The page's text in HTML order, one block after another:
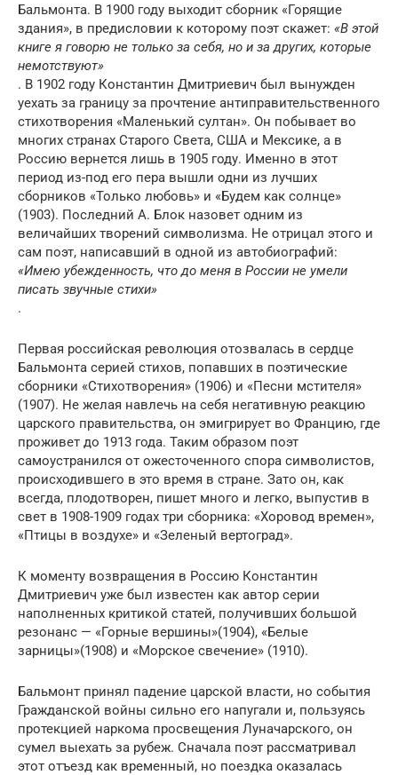
Бальмонта. В 1900 году выходит сборник «Горящие
здания», в предисловии к которому поэт скажет: «В этой
книге я говорю не только за себя, но и за других, которые
немотствуют»
. В 1902 году Константин Дмитриевич был вынужден
уехать за границу за прочтение антиправительственного
стихотворения «Маленький султан». Он побывает во
многих странах Старого Света, США и Мексике, а в
Россию вернется лишь в 1905 году. Именно в этот
период из-под его пера вышли одни из лучших
сборников «Только любовь» и «Будем как солнце»
(1903). Последний А. Блок назовет одним из
величайших творений символизма. Не отрицал этого и
сам поэт, написавший в одной из автобиографий:
«Имею убежденность, что до меня в России не умели
писать звучные стихи»
.
Первая российская революция отозвалась в сердце
Бальмонта серией стихов, попавших в поэтические
сборники «Стихотворения» (1906) и «Песни мстителя»
(1907). Не желая навлечь на себя негативную реакцию
царского правительства, он эмигрирует во Францию, где
проживет до 1913 года. Таким образом поэт
самоустранился от ожесточенного спора символистов,
происходившего в это время в стране. Зато он, как
всегда, плодотворен, пишет много и легко, выпустив в
свет в 1908-1909 годах три сборника: «Хоровод времен»,
«Птицы в воздухе» и «Зеленый вертоград».
К моменту возвращения в Россию Константин
Дмитриевич уже был известен как автор серии
наполненных критикой статей, получивших большой
резонанс — «Горные вершины»(1904), «Белые
зарницы»(1908) и «Морское свечение» (1910).
Бальмонт принял падение царской власти, но события
Гражданской войны сильно его напугали и, пользуясь
протекцией наркома просвещения Луначарского, он
сумел выехать за рубеж. Сначала поэт рассматривал
этот отъезд как временный, но поездка оказалась